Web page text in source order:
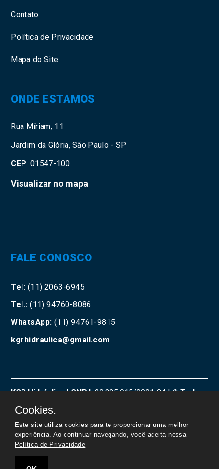
Contato
Política de Privacidade
Mapa do Site
ONDE ESTAMOS
Rua Míriam, 11
Jardim da Glória, São Paulo - SP
CEP: 01547-100
Visualizar no mapa
FALE CONOSCO
Tel: (11) 2063-6945
Tel.: (11) 94760-8086
WhatsApp: (11) 94761-9815
kgrhidraulica@gmail.com
KGR Hidráulica|CNPJ:20.325.915/0001-84 |© Todos
os direitos reservados
Cookies.
Este site utiliza cookies para te proporcionar uma melhor
experiência. Ao continuar navegando, você aceita nossa
Política de Privacidade